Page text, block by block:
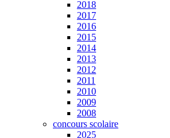
2018
2017
2016
2015
2014
2013
2012
2011
2010
2009
2008
concours scolaire
2025